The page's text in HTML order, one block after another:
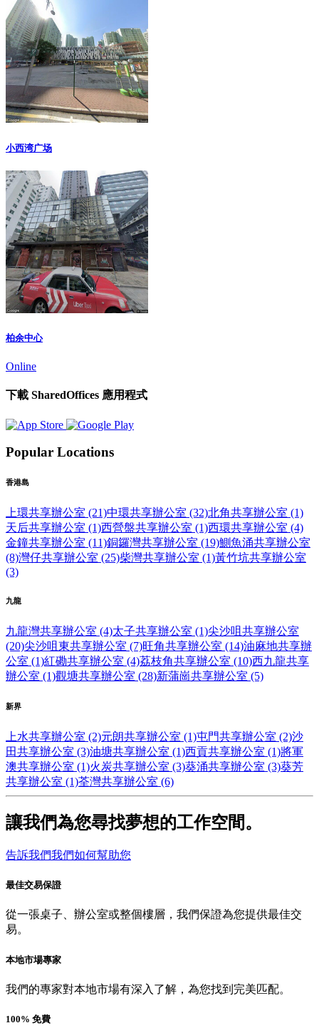
小西湾广场
柏余中心
Online
下載 SharedOffices 應用程式
Popular Locations
香港島
上環共享辦公室 (21)中環共享辦公室 (32)北角共享辦公室 (1)
天后共享辦公室 (1)西營盤共享辦公室 (1)西環共享辦公室 (4)
金鐘共享辦公室 (11)銅鑼灣共享辦公室 (19)鰂魚涌共享辦公室
(8)灣仔共享辦公室 (25)柴灣共享辦公室 (1)黃竹坑共享辦公室
(3)
九龍
九龍灣共享辦公室 (4)太子共享辦公室 (1)尖沙咀共享辦公室
(20)尖沙咀東共享辦公室 (7)旺角共享辦公室 (14)油麻地共享辦
公室 (1)紅磡共享辦公室 (4)荔枝角共享辦公室 (10)西九龍共享
辦公室 (1)觀塘共享辦公室 (28)新蒲崗共享辦公室 (5)
新界
上水共享辦公室 (2)元朗共享辦公室 (1)屯門共享辦公室 (2)沙
田共享辦公室 (3)油塘共享辦公室 (1)西貢共享辦公室 (1)將軍
澳共享辦公室 (1)火炭共享辦公室 (3)葵涌共享辦公室 (3)葵芳
共享辦公室 (1)荃灣共享辦公室 (6)
讓我們為您尋找夢想的工作空間。
告訴我們我們如何幫助您
最佳交易保證
從一張桌子、辦公室或整個樓層，我們保證為您提供最佳交
易。
本地市場專家
我們的專家對本地市場有深入了解，為您找到完美匹配。
100% 免費